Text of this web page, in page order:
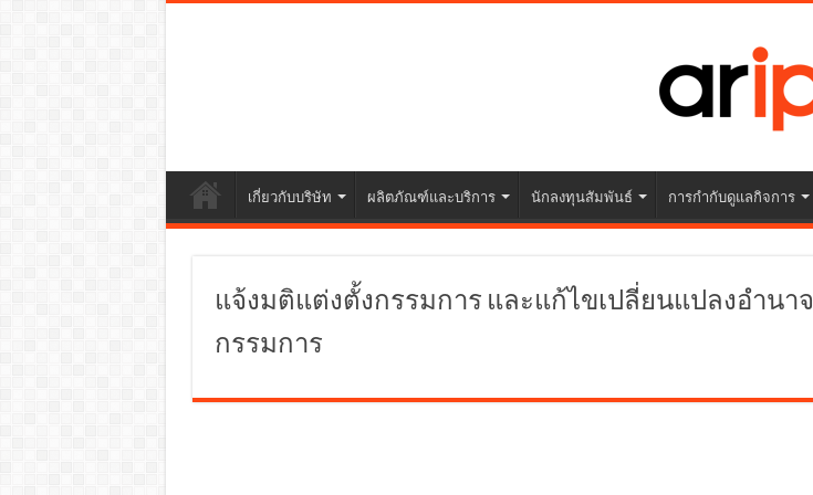
เกี่ยวกับบริษัท ผลิตภัณฑ์และบริการ นักลงทุนสัมพันธ์ การกำกับดูแลกิจการ
แจ้งมติแต่งตั้งกรรมการ และแก้ไขเปลี่ยนแปลงอำนาจ
กรรมการ